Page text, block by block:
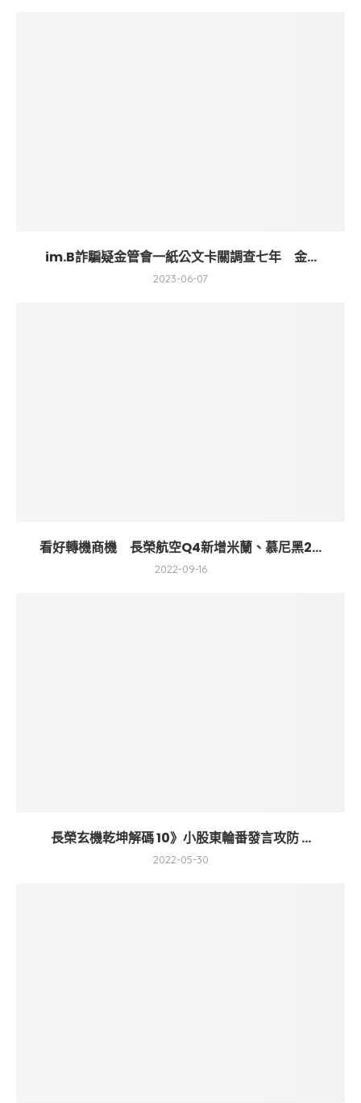
im.B詐騙疑金管會一紙公文卡關調查七年 金...
2023-06-07
看好轉機商機 長榮航空Q4新增米蘭、慕尼黑2...
2022-09-16
長榮玄機乾坤解碼 10》小股東輪番發言攻防 ...
2022-05-30